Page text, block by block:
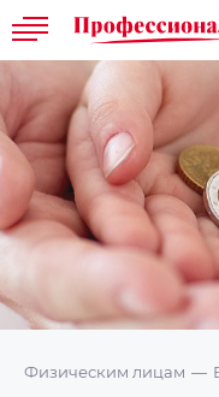
Физическим лицам